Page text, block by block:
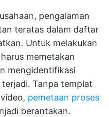
pengalaman
teratas dalam daftar
Untuk melakukan
memetakan
mengidentifikasi
Tanpa templat
pemetaan proses
berantakan.